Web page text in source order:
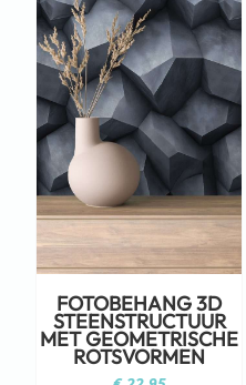
FOTOBEHANG 3D
STEENSTRUCTUUR
MET GEOMETRISCHE
ROTSVORMEN